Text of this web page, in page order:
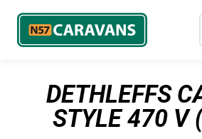
DETHLEFFS
STYLE 470 V
Menu